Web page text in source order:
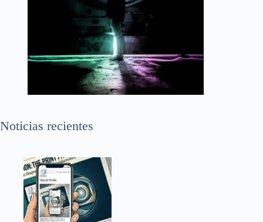
Noticias recientes